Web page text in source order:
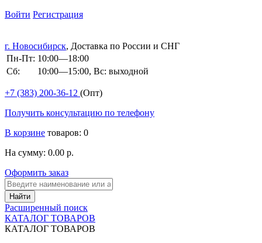
Войти Регистрация
г. Новосибирск, Доставка по России и СНГ
Пн-Пт: 10:00—18:00
Сб:
10:00—15:00, Вс: выходной
+7 (383) 200-36-12 (Опт)
Получить консультацию по телефону
В корзине товаров: 0
На сумму: 0.00 р.
Оформить заказ
Расширенный поиск
КАТАЛОГ ТОВАРОВ
КАТАЛОГ ТОВАРОВ